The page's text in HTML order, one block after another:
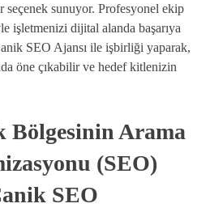
seçenek sunuyor. Profesyonel ekip
işletmenizi dijital alanda başarıya
SEO Ajansı ile işbirliği yaparak,
öne çıkabilir ve hedef kitlenizin
Bölgesinin Arama
(SEO)
SEO